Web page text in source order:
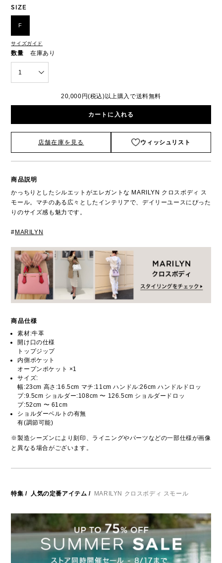
SIZE
F
サイズガイド
数量 在庫あり
1
20,000円(税込)以上購入で送料無料
カートに入れる
店舗在庫を見る ウィッシュリスト
商品説明
かっちりとしたシルエットがエレガントな MARILYN クロスボディ ス
モール。マチのある広々としたインテリアで、デイリーユースにぴった
りのサイズ感も魅力です。
# MARILYN
商品仕様
素材:牛革
開け口の仕様
トップジップ
内側ポケット
オープンポケット ×1
サイズ:
幅:23cm 高さ:16.5cm マチ:11cm ハンドル:26cm ハンドルドロッ
プ:9.5cm ショルダー:108cm 〜 126.5cm ショルダードロッ
プ:52cm 〜 61cm
ショルダーベルトの有無
有(調節可能)
※製造シーズンにより刻印、ライニングやパーツなどの一部仕様が画像
と異なる場合がございます。
特集 / 人気の定番アイテム / MARILYN クロスボディ スモール